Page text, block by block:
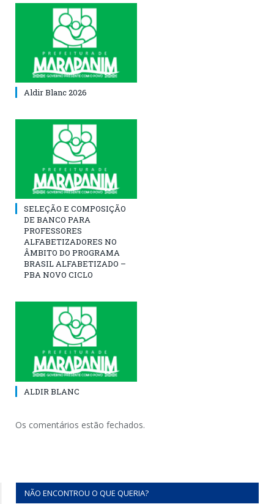
Aldir Blanc 2026
SELEÇÃO E COMPOSIÇÃO
DE BANCO PARA
PROFESSORES
ALFABETIZADORES NO
ÂMBITO DO PROGRAMA
BRASIL ALFABETIZADO –
PBA NOVO CICLO
ALDIR BLANC
Os comentários estão fechados.
NÃO ENCONTROU O QUE QUERIA?